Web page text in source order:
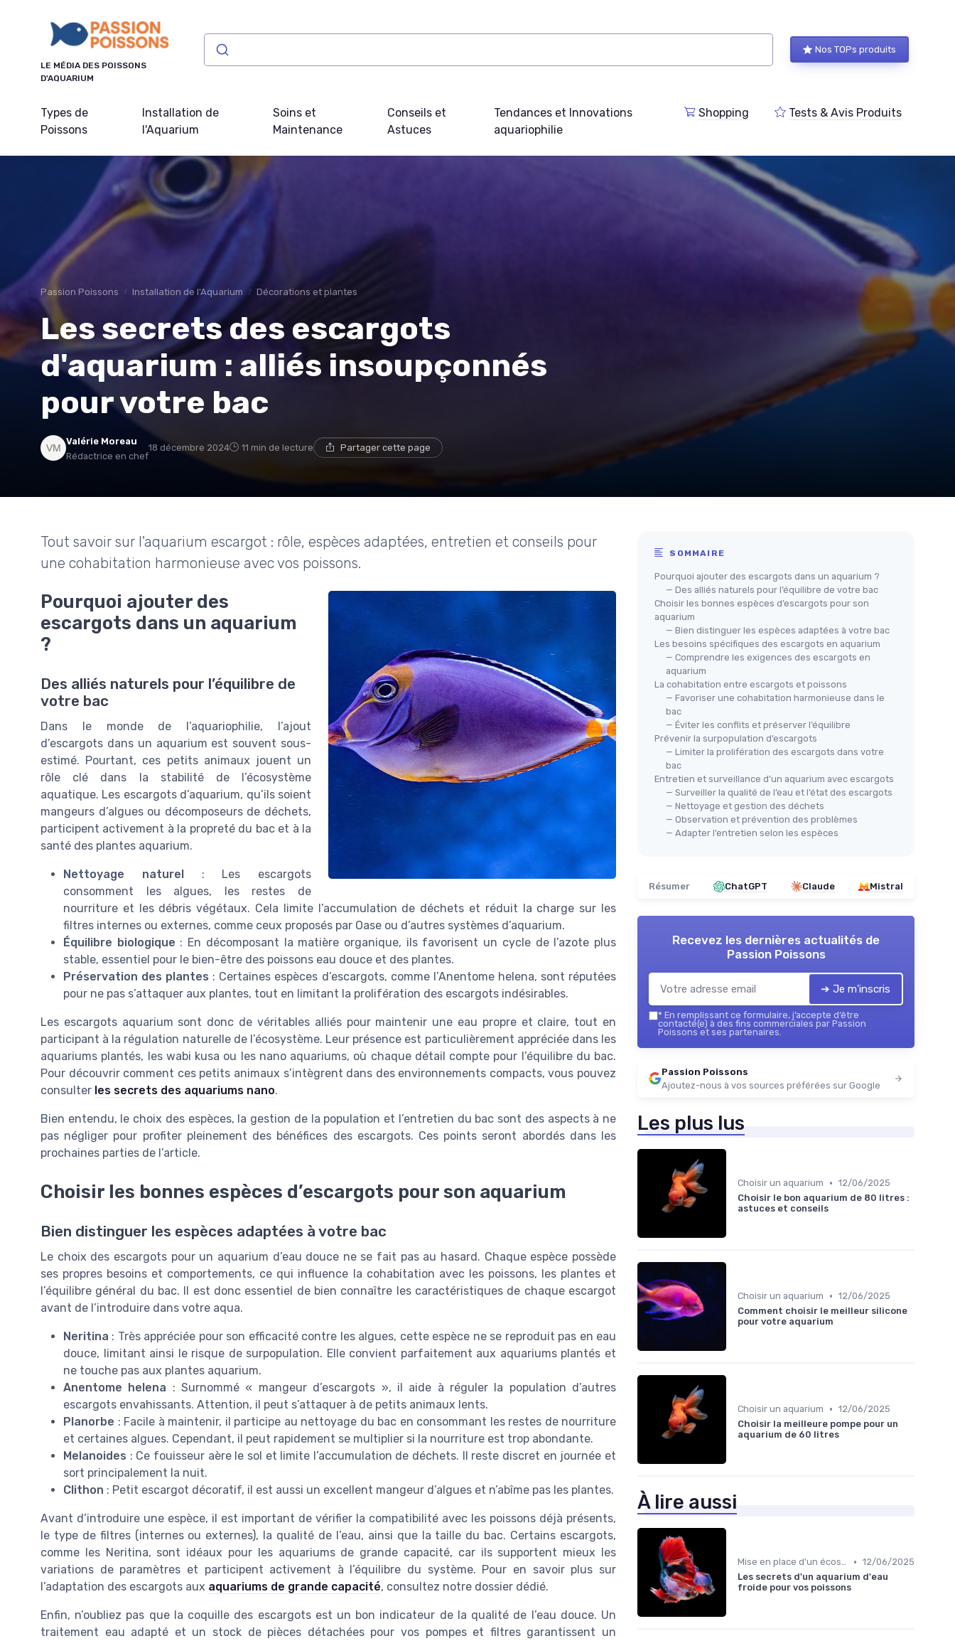
LE MÉDIA DES POISSONS
D'AQUARIUM
Nos TOPs produits
Types de
Poissons
Installation de
l'Aquarium
Soins et
Maintenance
Conseils et
Astuces
Tendances et Innovations
aquariophilie
Shopping Tests & Avis Produits
Passion Poissons Installation de l'Aquarium Décorations et plantes
Les secrets des escargots
d'aquarium : alliés insoupçonnés
pour votre bac
Valérie Moreau
Rédactrice en chef
18 décembre 2024 11 min de lecture Partager cette page
Tout savoir sur l'aquarium escargot : rôle, espèces adaptées, entretien et conseils pour
une cohabitation harmonieuse avec vos poissons.
Pourquoi ajouter des
escargots dans un aquarium
?
Des alliés naturels pour l’équilibre de
votre bac
Dans le monde de l’aquariophilie, l’ajout
d’escargots dans un aquarium est souvent sous-
estimé. Pourtant, ces petits animaux jouent un
rôle clé dans la stabilité de l’écosystème
aquatique. Les escargots d’aquarium, qu’ils soient
mangeurs d’algues ou décomposeurs de déchets,
participent activement à la propreté du bac et à la
santé des plantes aquarium.
Nettoyage naturel
: Les escargots
consomment les algues, les restes de
nourriture et les débris végétaux. Cela limite l’accumulation de déchets et réduit la charge sur les
filtres internes ou externes, comme ceux proposés par Oase ou d’autres systèmes d’aquarium.
Équilibre biologique : En décomposant la matière organique, ils favorisent un cycle de l’azote plus
stable, essentiel pour le bien-être des poissons eau douce et des plantes.
Préservation des plantes : Certaines espèces d’escargots, comme l’Anentome helena, sont réputées
pour ne pas s’attaquer aux plantes, tout en limitant la prolifération des escargots indésirables.
Les escargots aquarium sont donc de véritables alliés pour maintenir une eau propre et claire, tout en
participant à la régulation naturelle de l’écosystème. Leur présence est particulièrement appréciée dans les
aquariums plantés, les wabi kusa ou les nano aquariums, où chaque détail compte pour l’équilibre du bac.
Pour découvrir comment ces petits animaux s’intègrent dans des environnements compacts, vous pouvez
consulter les secrets des aquariums nano.
Bien entendu, le choix des espèces, la gestion de la population et l’entretien du bac sont des aspects à ne
pas négliger pour profiter pleinement des bénéfices des escargots. Ces points seront abordés dans les
prochaines parties de l’article.
Choisir les bonnes espèces d’escargots pour son aquarium
Bien distinguer les espèces adaptées à votre bac
Le choix des escargots pour un aquarium d’eau douce ne se fait pas au hasard. Chaque espèce possède
ses propres besoins et comportements, ce qui influence la cohabitation avec les poissons, les plantes et
l’équilibre général du bac. Il est donc essentiel de bien connaître les caractéristiques de chaque escargot
avant de l’introduire dans votre aqua.
Neritina : Très appréciée pour son efficacité contre les algues, cette espèce ne se reproduit pas en eau
douce, limitant ainsi le risque de surpopulation. Elle convient parfaitement aux aquariums plantés et
ne touche pas aux plantes aquarium.
Anentome helena : Surnommé « mangeur d’escargots », il aide à réguler la population d’autres
escargots envahissants. Attention, il peut s’attaquer à de petits animaux lents.
Planorbe : Facile à maintenir, il participe au nettoyage du bac en consommant les restes de nourriture
et certaines algues. Cependant, il peut rapidement se multiplier si la nourriture est trop abondante.
Melanoides : Ce fouisseur aère le sol et limite l’accumulation de déchets. Il reste discret en journée et
sort principalement la nuit.
Clithon : Petit escargot décoratif, il est aussi un excellent mangeur d’algues et n’abîme pas les plantes.
Avant d’introduire une espèce, il est important de vérifier la compatibilité avec les poissons déjà présents,
le type de filtres (internes ou externes), la qualité de l’eau, ainsi que la taille du bac. Certains escargots,
comme les Neritina, sont idéaux pour les aquariums de grande capacité, car ils supportent mieux les
variations de paramètres et participent activement à l’équilibre du système. Pour en savoir plus sur
l’adaptation des escargots aux aquariums de grande capacité, consultez notre dossier dédié.
Enfin, n’oubliez pas que la coquille des escargots est un bon indicateur de la qualité de l’eau douce. Un
traitement eau adapté et un stock de pièces détachées pour vos pompes et filtres garantissent un
SOMMAIRE
Pourquoi ajouter des escargots dans un aquarium ?
— Des alliés naturels pour l’équilibre de votre bac
Choisir les bonnes espèces d’escargots pour son
aquarium
— Bien distinguer les espèces adaptées à votre bac
Les besoins spécifiques des escargots en aquarium
— Comprendre les exigences des escargots en
aquarium
La cohabitation entre escargots et poissons
— Favoriser une cohabitation harmonieuse dans le
bac
— Éviter les conflits et préserver l’équilibre
Prévenir la surpopulation d’escargots
— Limiter la prolifération des escargots dans votre
bac
Entretien et surveillance d’un aquarium avec escargots
— Surveiller la qualité de l’eau et l’état des escargots
— Nettoyage et gestion des déchets
— Observation et prévention des problèmes
— Adapter l’entretien selon les espèces
Résumer ChatGPT Claude Mistral
Recevez les dernières actualités de
Passion Poissons
➔ Je m'inscris
* En remplissant ce formulaire, j’accepte d’être
contacté(e) à des fins commerciales par Passion
Poissons et ses partenaires.
Passion Poissons
Ajoutez-nous à vos sources préférées sur Google
Les plus lus
Choisir un aquarium • 12/06/2025
Choisir le bon aquarium de 80 litres :
astuces et conseils
Choisir un aquarium • 12/06/2025
Comment choisir le meilleur silicone
pour votre aquarium
Choisir un aquarium • 12/06/2025
Choisir la meilleure pompe pour un
aquarium de 60 litres
À lire aussi
Mise en place d'un écosystème • 12/06/2025
Les secrets d'un aquarium d'eau
froide pour vos poissons